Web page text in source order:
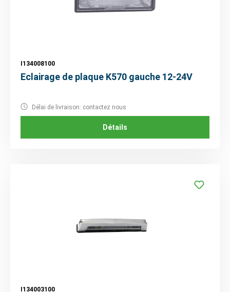
I134008100
Eclairage de plaque K570 gauche 12-24V
Délai de livraison: contactez nous
Détails
I134003100